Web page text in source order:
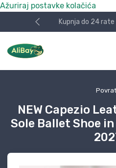
Ažuriraj postavke kolačića
Nismo više
NEW Capezio
Sole Ballet Shoe